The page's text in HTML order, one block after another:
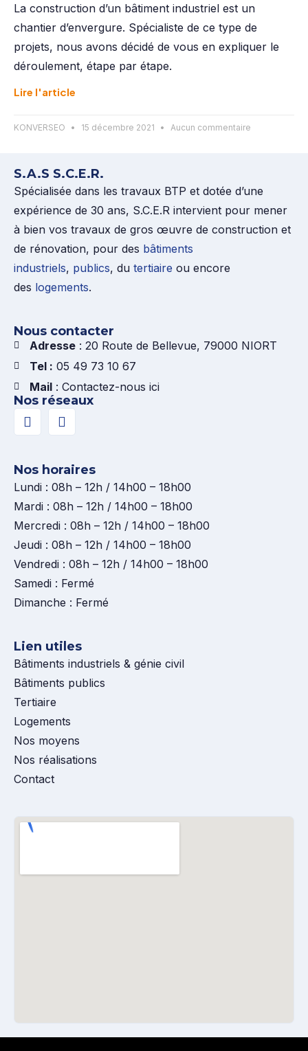
La construction d’un bâtiment industriel est un
chantier d’envergure. Spécialiste de ce type de
projets, nous avons décidé de vous en expliquer le
déroulement, étape par étape.
Lire l'article
KONVERSEO 15 décembre 2021 Aucun commentaire
S.A.S S.C.E.R.
Spécialisée dans les travaux BTP et dotée d’une
expérience de 30 ans, S.C.E.R intervient pour mener
à bien vos travaux de gros œuvre de construction et
de rénovation, pour des bâtiments
industriels, publics, du tertiaire ou encore
des logements.
Nous contacter
Adresse: 20 Route de Bellevue, 79000 NIORT
Tel : 05 49 73 10 67
Mail: Contactez-nous ici
Nos réseaux
Nos horaires
Lundi : 08h – 12h / 14h00 – 18h00
Mardi : 08h – 12h / 14h00 – 18h00
Mercredi : 08h – 12h / 14h00 – 18h00
Jeudi : 08h – 12h / 14h00 – 18h00
Vendredi : 08h – 12h / 14h00 – 18h00
Samedi : Fermé
Dimanche : Fermé
Lien utiles
Bâtiments industriels & génie civil
Bâtiments publics
Tertiaire
Logements
Nos moyens
Nos réalisations
Contact